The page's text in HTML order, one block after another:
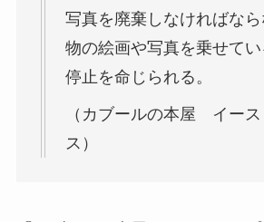
写真を廃棄しなければなら
物の絵画や写真を乗せてい
停止を命じられる。
（カブールの本屋 イース
ス）